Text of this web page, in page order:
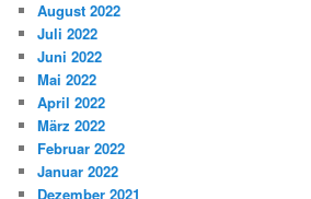
August 2022
Juli 2022
Juni 2022
Mai 2022
April 2022
März 2022
Februar 2022
Januar 2022
Dezember 2021